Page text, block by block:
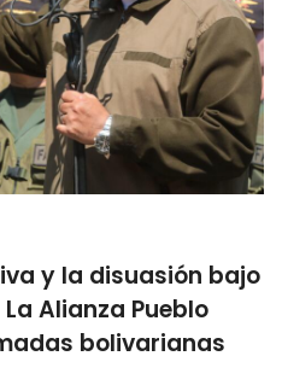
y la disuasión bajo
La Alianza Pueblo
bolivarianas